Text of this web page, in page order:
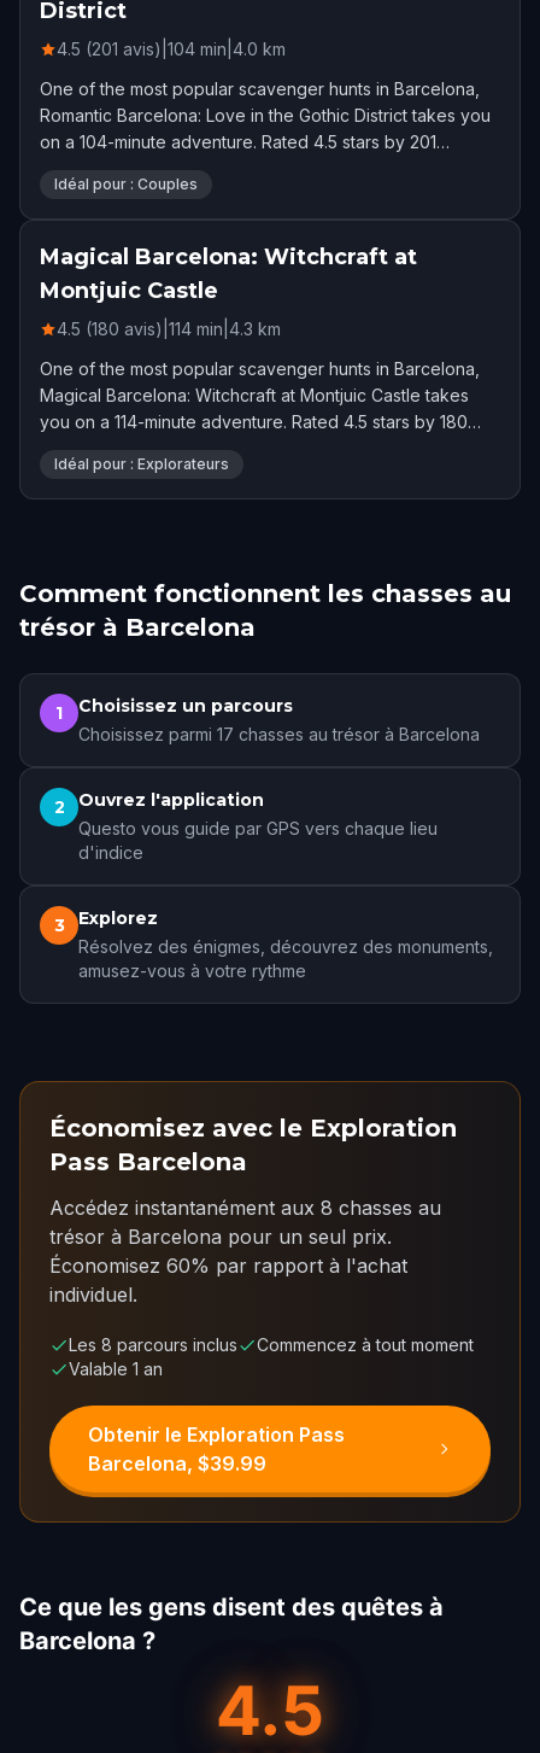
District
4.5 (201 avis) 104 min 4.0 km
One of the most popular scavenger hunts in Barcelona,
Romantic Barcelona: Love in the Gothic District takes you
on a 104-minute adventure. Rated 4.5 stars by 201
players.
Idéal pour : Couples
Magical Barcelona: Witchcraft at
Montjuic Castle
4.5 (180 avis) 114 min 4.3 km
One of the most popular scavenger hunts in Barcelona,
Magical Barcelona: Witchcraft at Montjuic Castle takes
you on a 114-minute adventure. Rated 4.5 stars by 180
players.
Idéal pour : Explorateurs
Comment fonctionnent les chasses au
trésor à Barcelona
1 Choisissez un parcours
Choisissez parmi 17 chasses au trésor à Barcelona
2 Ouvrez l'application
Questo vous guide par GPS vers chaque lieu
d'indice
3 Explorez
Résolvez des énigmes, découvrez des monuments,
amusez-vous à votre rythme
Économisez avec le Exploration
Pass Barcelona
Accédez instantanément aux 8 chasses au
trésor à Barcelona pour un seul prix.
Économisez 60% par rapport à l'achat
individuel.
Les 8 parcours inclus
Commencez à tout moment
Valable 1 an
Obtenir le Exploration Pass
Barcelona, $39.99
Ce que les gens disent des quêtes à
Barcelona ?
4.5